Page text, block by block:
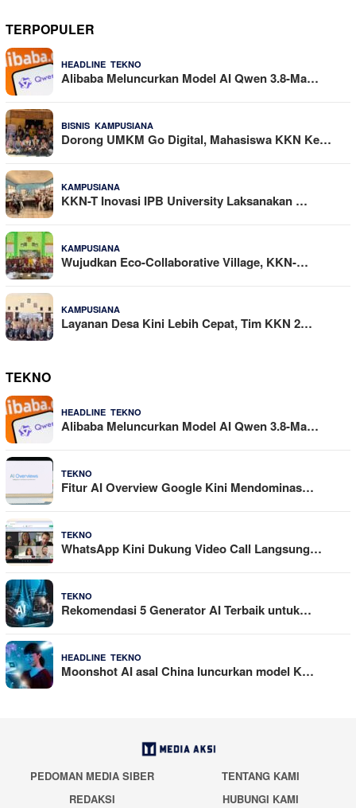
TERPOPULER
HEADLINE TEKNO
Alibaba Meluncurkan Model AI Qwen 3.8-Ma…
BISNIS KAMPUSIANA
Dorong UMKM Go Digital, Mahasiswa KKN Ke…
KAMPUSIANA
KKN-T Inovasi IPB University Laksanakan …
KAMPUSIANA
Wujudkan Eco-Collaborative Village, KKN-…
KAMPUSIANA
Layanan Desa Kini Lebih Cepat, Tim KKN 2…
TEKNO
HEADLINE TEKNO
Alibaba Meluncurkan Model AI Qwen 3.8-Ma…
TEKNO
Fitur AI Overview Google Kini Mendominas…
TEKNO
WhatsApp Kini Dukung Video Call Langsung…
TEKNO
Rekomendasi 5 Generator AI Terbaik untuk…
HEADLINE TEKNO
Moonshot AI asal China luncurkan model K…
PEDOMAN MEDIA SIBER
TENTANG KAMI
REDAKSI
HUBUNGI KAMI